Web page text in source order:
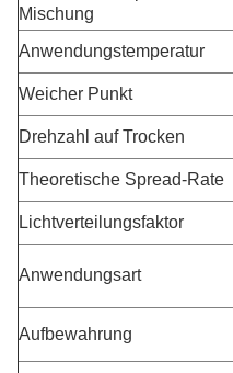
Mischung
Anwendungstemperatur
Weicher Punkt
Drehzahl auf Trocken
Theoretische Spread-Rate
Lichtverteilungsfaktor
Anwendungsart
Aufbewahrung